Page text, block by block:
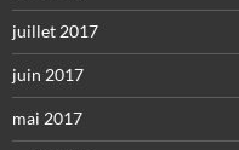
juillet 2017
juin 2017
mai 2017